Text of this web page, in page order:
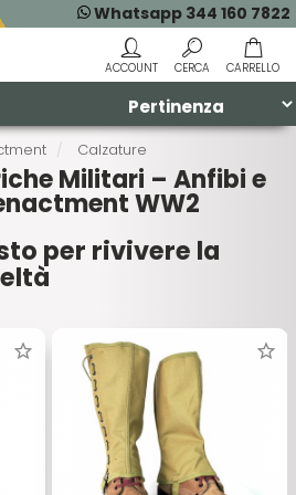
Whatsapp 344 160 7822
Calzature
Militari – Anfibi e
WW2
per rivivere la
e repliche fedeli
da reenactor. Anfibi,
d’epoca usati dai principali
Mondiale e oltre, ideali per
teatro storico.
da diversi fronti